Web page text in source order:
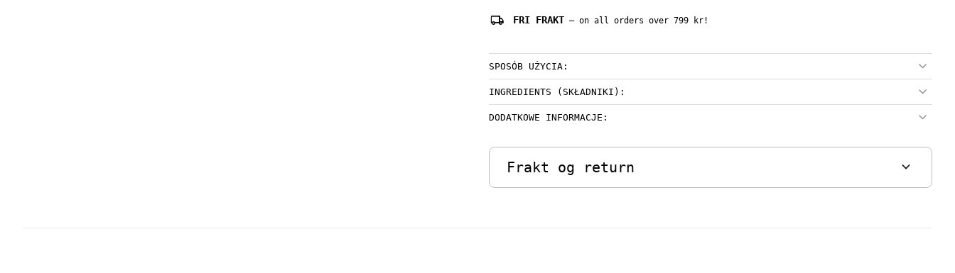
local_shipping FRI FRAKT — on all orders over 799 kr!
SPOSÓB UŻYCIA:
INGREDIENTS (SKŁADNIKI):
DODATKOWE INFORMACJE:
Frakt og return expand_more